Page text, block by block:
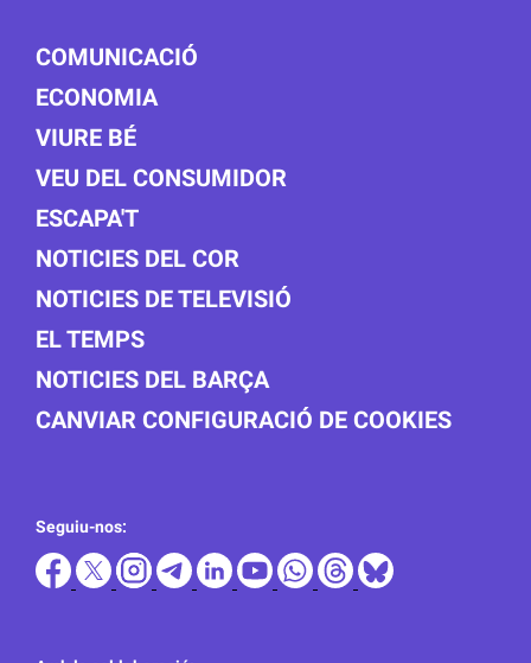
COMUNICACIÓ
ECONOMIA
VIURE BÉ
VEU DEL CONSUMIDOR
ESCAPA'T
NOTICIES DEL COR
NOTICIES DE TELEVISIÓ
EL TEMPS
NOTICIES DEL BARÇA
CANVIAR CONFIGURACIÓ DE COOKIES
Seguiu-nos: